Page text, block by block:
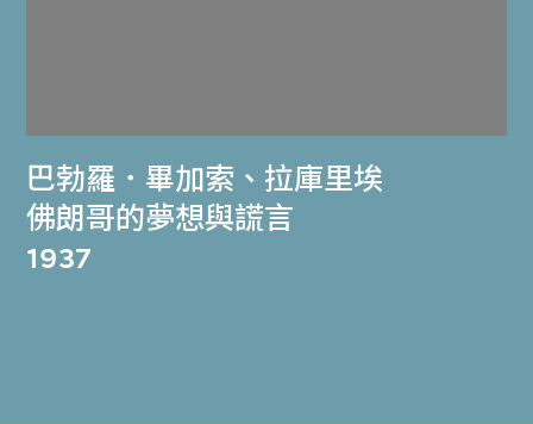
巴勃羅．畢加索 、拉庫里埃
佛朗哥的夢想與謊言
1937